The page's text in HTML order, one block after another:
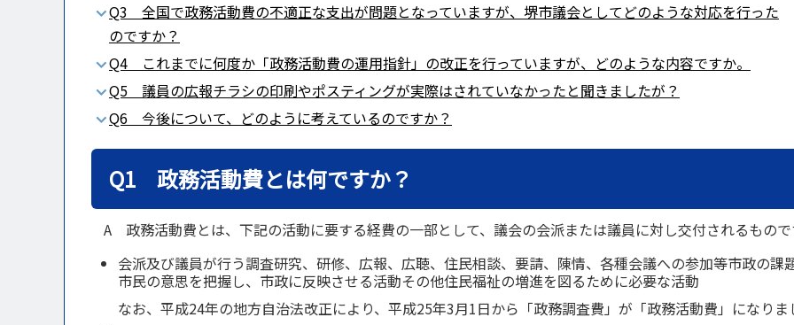
Q3 全国で政務活動費の不適正な支出が問題となっていますが、堺市議会としてどのような対応を行った
のですか？
Q4 これまでに何度か「政務活動費の運用指針」の改正を行っていますが、どのような内容ですか。
Q5 議員の広報チラシの印刷やポスティングが実際はされていなかったと聞きましたが？
Q6 今後について、どのように考えているのですか？
Q1 政務活動費とは何ですか？
A 政務活動費とは、下記の活動に要する経費の一部として、議会の会派または議員に対し交付されるもので
会派及び議員が行う調査研究、研修、広報、広聴、住民相談、要請、陳情、各種会議への参加等市政の課
市民の意思を把握し、市政に反映させる活動その他住民福祉の増進を図るために必要な活動
なお、平成24年の地方自治法改正により、平成25年3月1日から「政務調査費」が「政務活動費」になりま